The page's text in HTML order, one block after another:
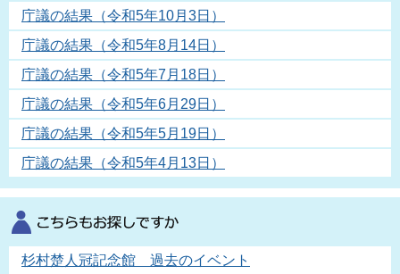
庁議の結果（令和5年10月3日）
庁議の結果（令和5年8月14日）
庁議の結果（令和5年7月18日）
庁議の結果（令和5年6月29日）
庁議の結果（令和5年5月19日）
庁議の結果（令和5年4月13日）
杉村楚人冠記念館 過去のイベント